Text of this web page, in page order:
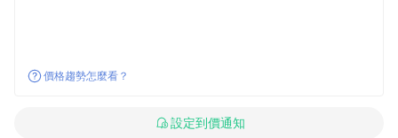
價格趨勢怎麼看？
設定到價通知